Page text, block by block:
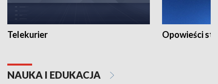
Telekurier Opowieści
NAUKA I EDUKACJA